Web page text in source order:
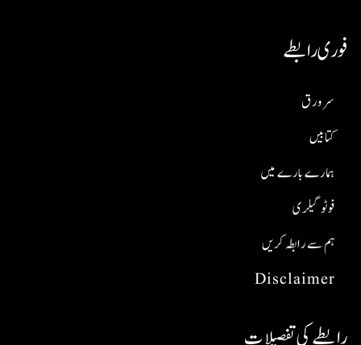
فوری رابطے
Disclaimer
ہم سے رابطہ کریں
فوٹو گیلری
ہمارے بارے میں
کتابیں
سر ورق
رابطے کی تفصیلات